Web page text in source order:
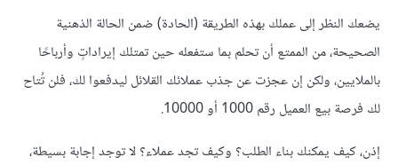
يضعك النظر إلى عملك بهذه الطريقة (الحادة) ضمن الحالة الذهنية
الصحيحة، من الممتع أن تحلم بما ستفعله حين تمتلك إيراداتٍ وأرباحًا
بالملايين، ولكن إن عجزت عن جذب عملائك القلائل ليدفعوا لك، فلن تُتاح
لك فرصة بيع العميل رقم 1000 أو 10000.
إذن، كيف يمكنك بناء الطلب؟ وكيف تجد عملاء؟ لا توجد إجابة بسيطة،